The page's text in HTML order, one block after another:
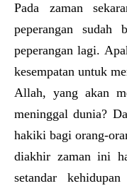
Pada zaman
peperangan sudah
peperangan lagi.
kesempatan untuk
Allah, yang akan
meninggal dunia?
hakiki bagi orang-
diakhir zaman ini
setandar